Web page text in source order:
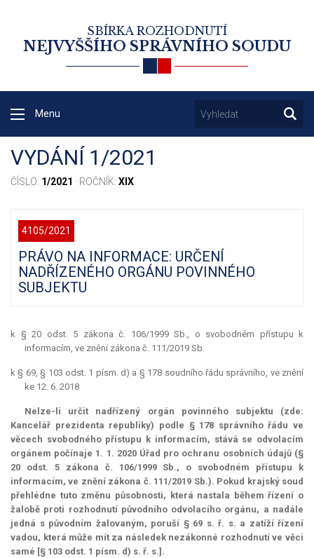
SBÍRKA ROZHODNUTÍ
NEJVYŠŠÍHO SPRÁVNÍHO SOUDU
Menu
VYDÁNÍ 1/2021
ČÍSLO: 1/2021 · ROČNÍK: XIX
4105/2021
PRÁVO NA INFORMACE: URČENÍ
NADŘÍZENÉHO ORGÁNU POVINNÉHO
SUBJEKTU
k § 20 odst. 5 zákona č. 106/1999 Sb., o svobodném přístupu k
informacím, ve znění zákona č. 111/2019 Sb.
k § 69, § 103 odst. 1 písm. d) a § 178 soudního řádu správního, ve znění
ke 12. 6. 2018
Nelze-li určit nadřízený orgán povinného subjektu (zde:
Kancelář prezidenta republiky) podle § 178 správního řádu ve
věcech svobodného přístupu k informacím, stává se odvolacím
orgánem počínaje 1. 1. 2020 Úřad pro ochranu osobních údajů (§
20 odst. 5 zákona č. 106/1999 Sb., o svobodném přístupu k
informacím, ve znění zákona č. 111/2019 Sb.). Pokud krajský soud
přehlédne tuto změnu působnosti, která nastala během řízení o
žalobě proti rozhodnutí původního odvolacího orgánu, a nadále
jedná s původním žalovaným, poruší § 69 s. ř. s. a zatíží řízení
vadou, která může mít za následek nezákonné rozhodnutí ve věci
samé [§ 103 odst. 1 písm. d) s. ř. s.].